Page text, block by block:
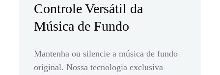
Controle Versátil da
Música de Fundo
Mantenha ou silencie a música de fundo
original. Nossa tecnologia exclusiva